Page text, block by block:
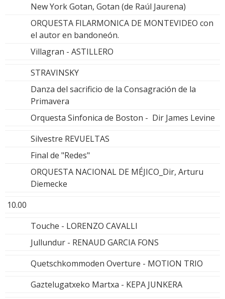
New York Gotan, Gotan (de Raúl Jaurena)
ORQUESTA FILARMONICA DE MONTEVIDEO con
el autor en bandoneón.
Villagran - ASTILLERO
STRAVINSKY
Danza del sacrificio de la Consagración de la
Primavera
Orquesta Sinfonica de Boston - Dir James Levine
Silvestre REVUELTAS
Final de "Redes"
ORQUESTA NACIONAL DE MÉJICO_Dir, Arturu
Diemecke
10.00
Touche - LORENZO CAVALLI
Jullundur - RENAUD GARCIA FONS
Quetschkommoden Overture - MOTION TRIO
Gaztelugatxeko Martxa - KEPA JUNKERA